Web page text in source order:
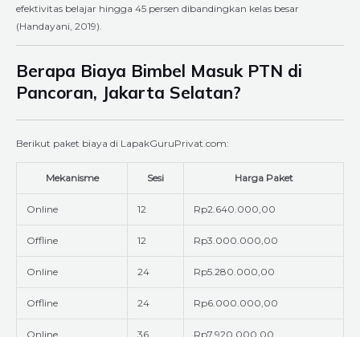
efektivitas belajar hingga 45 persen dibandingkan kelas besar
(Handayani, 2019).
Berapa Biaya Bimbel Masuk PTN di
Pancoran, Jakarta Selatan?
Berikut paket biaya di LapakGuruPrivat.com:
Mekanisme Sesi Harga Paket
Online 12 Rp2.640.000,00
Offline 12 Rp3.000.000,00
Online 24 Rp5.280.000,00
Offline 24 Rp6.000.000,00
Online 36 Rp7.920.000,00